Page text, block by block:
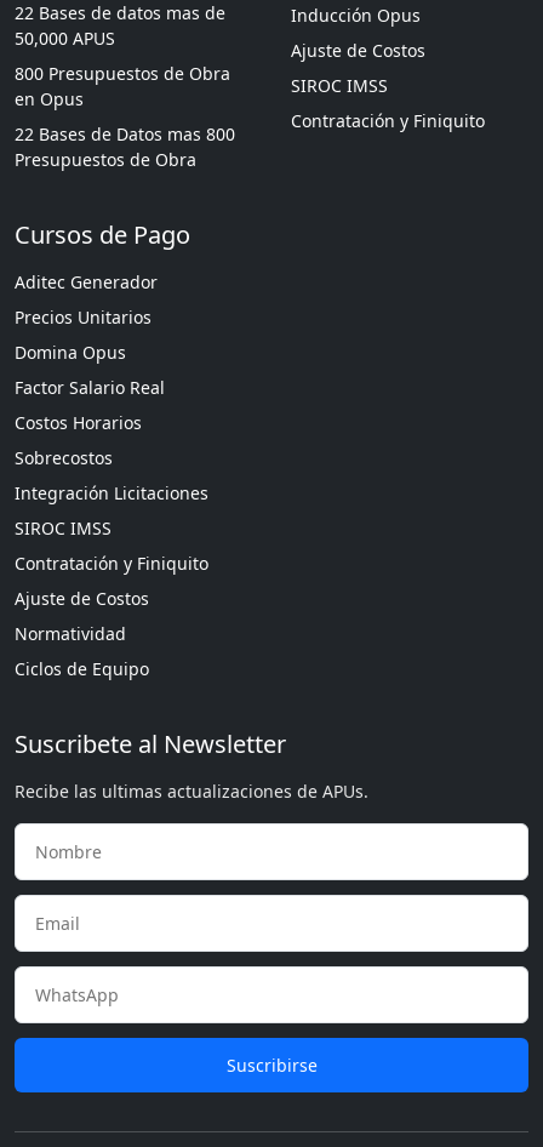
22 Bases de datos mas de
50,000 APUS
800 Presupuestos de Obra
en Opus
22 Bases de Datos mas 800
Presupuestos de Obra
Inducción Opus
Ajuste de Costos
SIROC IMSS
Contratación y Finiquito
Cursos de Pago
Aditec Generador
Precios Unitarios
Domina Opus
Factor Salario Real
Costos Horarios
Sobrecostos
Integración Licitaciones
SIROC IMSS
Contratación y Finiquito
Ajuste de Costos
Normatividad
Ciclos de Equipo
Suscribete al Newsletter
Recibe las ultimas actualizaciones de APUs.
Suscribirse